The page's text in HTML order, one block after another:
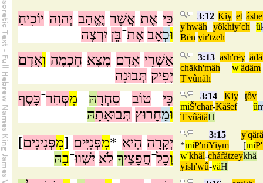
כִּי אֶת אֲשֶׁר יֶאֱהַב יְהוָה יוֹכִיחַ
וּכְאָב אֶת־בֵּן יִרְצֶה
3:12 Kiy et
y'hwäh
yôkhiyªch û
Bën yir'tzeh
אַשְׁרֵי אָדָם מָצָא חָכְמָה וְאָדָם
יָפִיק תְּבוּנָה
3:13 ash'rëy
chäkh'mäh
w'ädäm
T'vûnäh
כִּי טוֹב סַחְרָהּ מִסְּחַר־כָּסֶף
וּמֵחָרוּץ תְּבוּאָתָהּ
3:14 Kiy
ţôv
miŠ'char-Käšef û
T'vûätäH
יְקָרָה הִיא *מִפְּנִיִּים [מִפְּנִינִים]
וְכָל־חֲפָצֶיךָ לֹא יִשְׁווּ־בָהּ
3:15
*miP'niYiym [mi
w'khäl-cháfätzeykhä
yish'wû-väH